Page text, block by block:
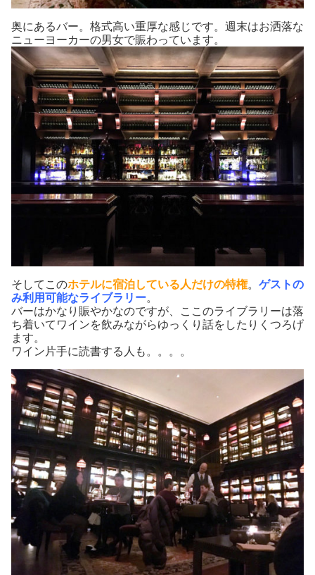
奥にあるバー。格式高い重厚な感じです。週末はお洒落な
ニューヨーカーの男女で賑わっています。
そしてこのホテルに宿泊している人だけの特権。 ゲストの
み利用可能なライブラリー。
バーはかなり賑やかなのですが、ここのライブラリーは落
ち着いてワインを飲みながらゆっくり話をしたりくつろげ
ます。
ワイン片手に読書する人も。。。。